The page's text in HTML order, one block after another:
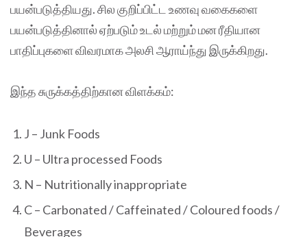
பயன்படுத்தியது. சில குறிப்பிட்ட உணவு வகைகளை
பயன்படுத்தினால் ஏற்படும் உடல் மற்றும் மன ரீதியான
பாதிப்புகளை விவரமாக அலசி ஆராய்ந்து இருக்கிறது.
இந்த சுருக்கத்திற்கான விளக்கம்:
J – Junk Foods
U – Ultra processed Foods
N – Nutritionally inappropriate
C – Carbonated / Caffeinated / Coloured foods /
Beverages